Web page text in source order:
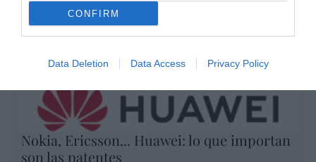
CONFIRM
Data Deletion Data Access Privacy Policy
Nokia, Ericsson... Huawei: lo que importan
son las patentes